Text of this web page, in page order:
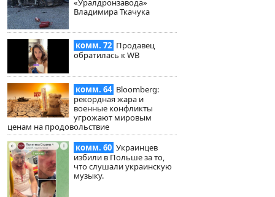
«Уралдронзавода»
Владимира Ткачука
комм. 72 Продавец
обратилась к WB
комм. 64 Bloomberg:
рекордная жара и
военные конфликты
угрожают мировым
ценам на продовольствие
комм. 60 Украинцев
избили в Польше за то,
что слушали украинскую
музыку.